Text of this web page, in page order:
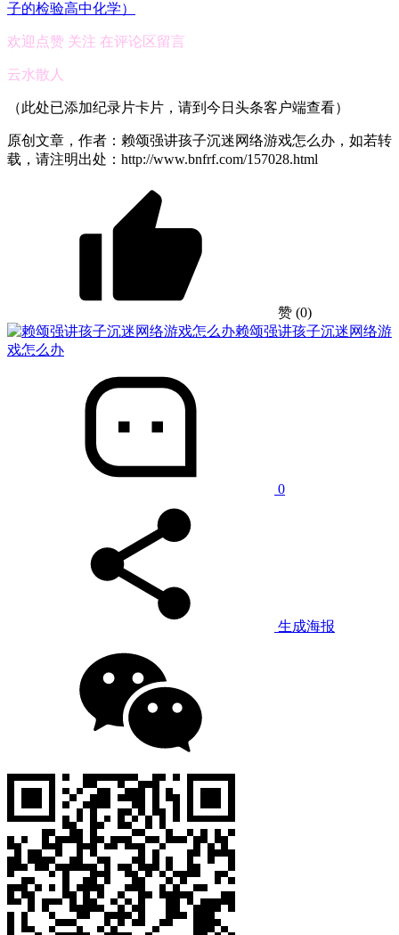
欢迎点赞 关注 在评论区留言
云水散人
（此处已添加纪录片卡片，请到今日头条客户端查看）
原创文章，作者：赖颂强讲孩子沉迷网络游戏怎么办，如若转
载，请注明出处：http://www.bnfrf.com/157028.html
赞 (0)
赖颂强讲孩子沉迷网络游
戏怎么办
0
生成海报